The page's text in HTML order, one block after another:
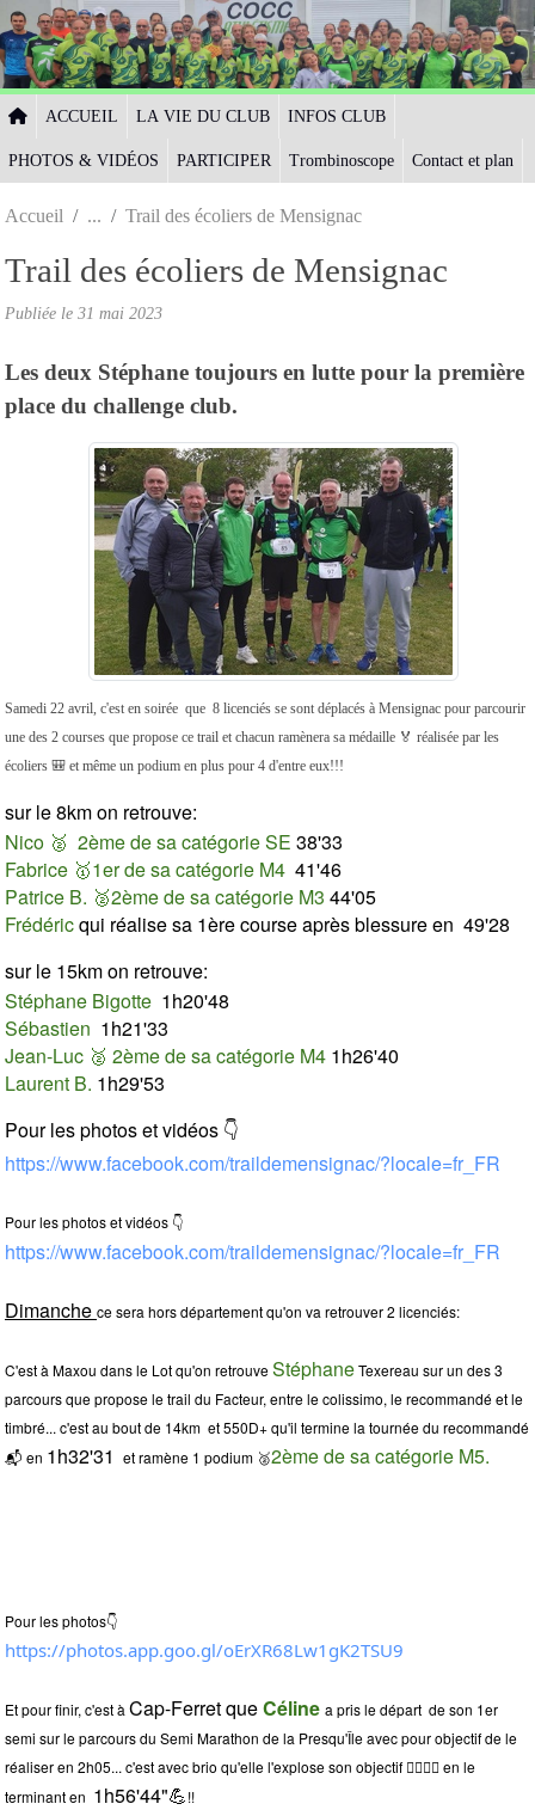
ACCUEIL LA VIE DU CLUB INFOS CLUB
PHOTOS & VIDÉOS PARTICIPER Trombinoscope Contact et plan
Accueil Trail des écoliers de Mensignac
Trail des écoliers de Mensignac
Publiée le 31 mai 2023
Les deux Stéphane toujours en lutte pour la première
place du challenge club.
Samedi 22 avril, c'est en soirée que 8 licenciés se sont déplacés à Mensignac pour parcourir
une des 2 courses que propose ce trail et chacun ramènera sa médaille 🏅 réalisée par les
écoliers 🎒 et même un podium en plus pour 4 d'entre eux!!!
sur le 8km on retrouve:
Nico 🥈 2ème de sa catégorie SE 38'33
Fabrice 🥇1er de sa catégorie M4 41'46
Patrice B. 🥈2ème de sa catégorie M3 44'05
Frédéricqui réalise sa 1ère course après blessure en 49'28
sur le 15km on retrouve:
Stéphane Bigotte 1h20'48
Sébastien 1h21'33
Jean-Luc 🥈 2ème de sa catégorie M4 1h26'40
Laurent B. 1h29'53
Pour les photos et vidéos 👇
https://www.facebook.com/traildemensignac/?locale=fr_FR
Pour les photos et vidéos 👇
https://www.facebook.com/traildemensignac/?locale=fr_FR
Dimanche ce sera hors département qu'on va retrouver 2 licenciés:
C'est à Maxou dans le Lot qu'on retrouveStéphaneTexereau sur un des 3
parcours que propose le trail du Facteur, entre le colissimo, le recommandé et le
timbré... c'est au bout de 14km et 550D+ qu'il termine la tournée du recommandé
📬 en 1h32'31 et ramène 1 podium 🥈2ème de sa catégorie M5.
Pour les photos👇
https://photos.app.goo.gl/oErXR68Lw1gK2TSU9
Et pour finir, c'est à Cap-Ferret queCéline a pris le départ de son 1er
semi sur le parcours du Semi Marathon de la Presqu'Île avec pour objectif de le
réaliser en 2h05... c'est avec brio qu'elle l'explose son objectif 🏃‍♀️🏃‍♀️ en le
terminant en 1h56'44"💪!!
Panneau de gestion des cookies